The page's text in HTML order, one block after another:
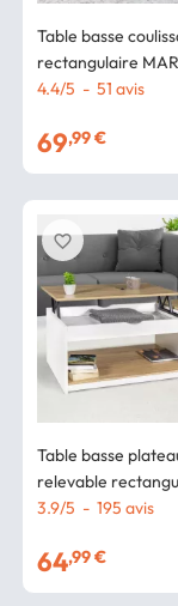
Table basse
rectangulaire
blanc
4.4/5 - 51 avis
69,99 €
Table basse
relevable
ELEA avec coffre
3.9/5 - 195 avis
64,99 €
favorite_border